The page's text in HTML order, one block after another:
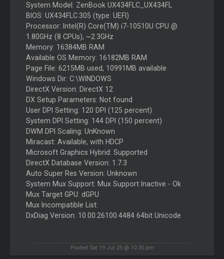
System Model: ZenBook UX434FLC_UX434FL
BIOS: UX434FLC.305 (type: UEFI)
Processor: Intel(R) Core(TM) i7-10510U CPU @
1.80GHz (8 CPUs), ~2.3GHz
Memory: 16384MB RAM
Available OS Memory: 16182MB RAM
Page File: 6215MB used, 10991MB available
Windows Dir: C:\WINDOWS
DirectX Version: DirectX 12
DX Setup Parameters: Not found
User DPI Setting: 120 DPI (125 percent)
System DPI Setting: 144 DPI (150 percent)
DWM DPI Scaling: UnKnown
Miracast: Available, with HDCP
Microsoft Graphics Hybrid: Supported
DirectX Database Version: 1.7.3
Auto Super Res Version: Unknown
System Mux Support: Mux Support Inactive - Ok
Mux Target GPU: dGPU
Mux Incompatible List:
DxDiag Version: 10.00.26100.4484 64bit Unicode
Posted Sat 19 Jul 25 @ 10:35 pm